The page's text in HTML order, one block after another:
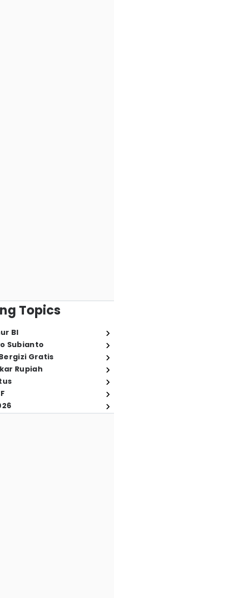
Topics
BI
Subianto
Gratis
Rupiah